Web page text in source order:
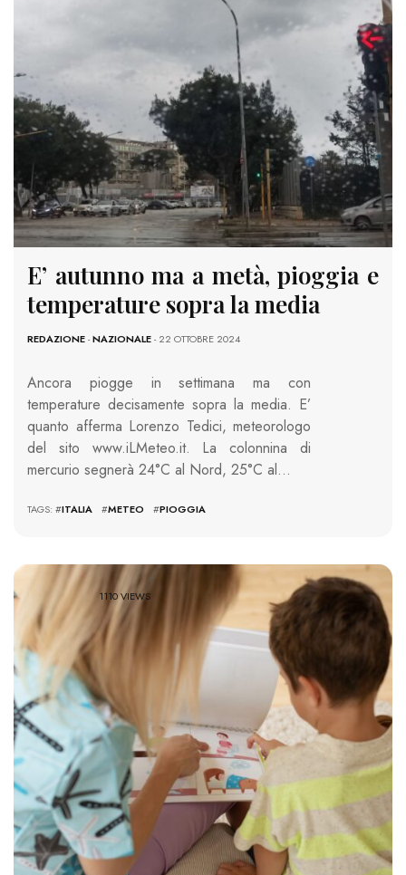
E’ autunno ma a metà, pioggia e
temperature sopra la media
REDAZIONE-NAZIONALE- 22 OTTOBRE 2024
Ancora piogge in settimana ma con
temperature decisamente sopra la media. E’
quanto afferma Lorenzo Tedici, meteorologo
del sito www.iLMeteo.it. La colonnina di
mercurio segnerà 24°C al Nord, 25°C al…
TAGS: #ITALIA #METEO #PIOGGIA
1110 VIEWS